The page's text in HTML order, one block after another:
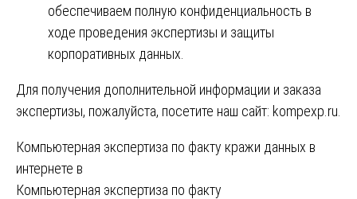
обеспечиваем полную конфиденциальность в
ходе проведения экспертизы и защиты
корпоративных данных.
Для получения дополнительной информации и заказа
экспертизы, пожалуйста, посетите наш сайт: kompexp.ru
Навигация
по
Компьютерная экспертиза по факту кражи данных в
интернете в
Компьютерная экспертиза по факту